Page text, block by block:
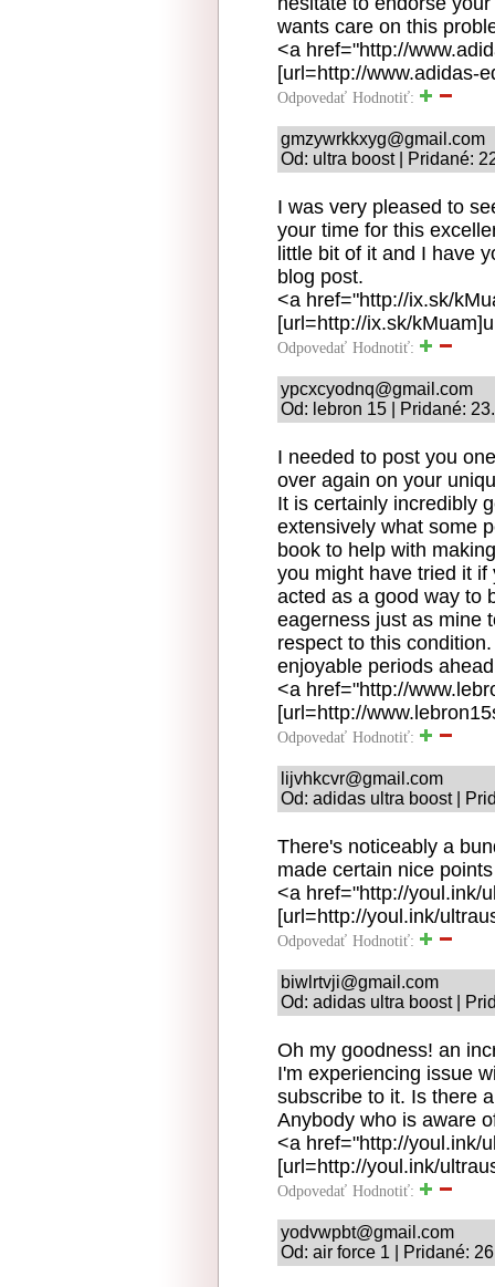
wants care on this
<a href="http://
[url=http://www.adidas-
Odpovedať Hodnotiť:
gmzywrkkxyg@gmail.com
Od: ultra boost | Pridané:
I was very pleased to
your time for this
little bit of it and I have
blog post.
<a href="http://ix.sk/
[url=http://ix.sk/
Odpovedať Hodnotiť:
ypcxcyodnq@gmail.com
Od: lebron 15 | Pridané:
I needed to post you
over again on your
It is certainly incredibly
extensively what some
book to help with
you might have tried it
acted as a good way to
eagerness just as mine
respect to this
enjoyable periods
<a href="http://
[url=http://
Odpovedať Hodnotiť:
lijvhkcvr@gmail.com
Od: adidas ultra boost |
There's noticeably a
made certain nice
<a href="http://youl.ink/
[url=http://youl.ink/
Odpovedať Hodnotiť:
biwlrtvji@gmail.com
Od: adidas ultra boost |
Oh my goodness! an
I'm experiencing issue
subscribe to it. Is there
Anybody who is aware
<a href="http://youl.ink/
[url=http://youl.ink/
Odpovedať Hodnotiť:
yodvwpbt@gmail.com
Od: air force 1 | Pridané: